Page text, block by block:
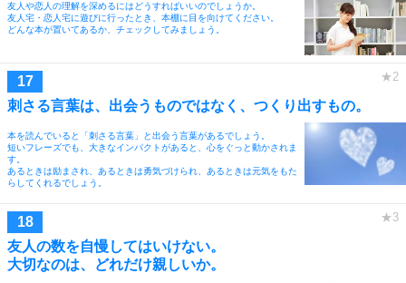
友人や恋人の理解を深めるにはどうすればいいのでしょうか。
友人宅・恋人宅に遊びに行ったとき、本棚に目を向けてください。
どんな本が置いてあるか、チェックしてみましょう。
刺さる言葉は、出会うものではなく、つくり出すもの。
本を読んでいると「刺さる言葉」と出会う言葉があるでしょう。
短いフレーズでも、大きなインパクトがあると、心をぐっと動かされま
す。
あるときは励まされ、あるときは勇気づけられ、あるときは元気をもた
らしてくれるでしょう。
友人の数を自慢してはいけない。
大切なのは、どれだけ親しいか。